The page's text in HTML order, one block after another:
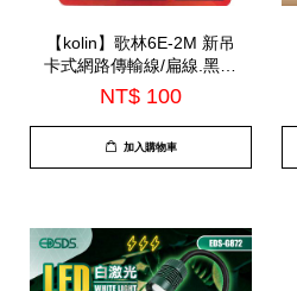
【kolin】歌林6E-2M 新吊
卡式網路傳輸線/扁線.黑色
(KEX-HC601)
NT$ 100
加入購物車